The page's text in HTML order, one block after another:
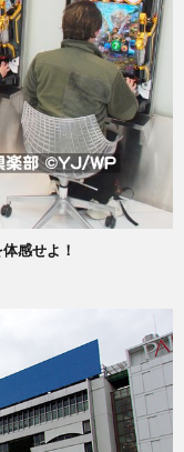
感せよ！